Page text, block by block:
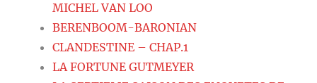
MICHEL VAN LOO
BERENBOOM-BARONIAN
CLANDESTINE – CHAP.1
LA FORTUNE GUTMEYER